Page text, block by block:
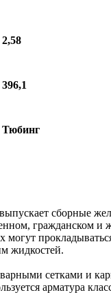
2,58
396,1
Тюбинг
сборные
гражданском и
жидкостей.
сетками и
арматура